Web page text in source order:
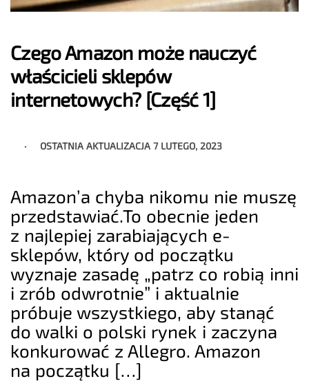
Czego Amazon może nauczyć
właścicieli sklepów
internetowych? [Część 1]
OSTATNIA AKTUALIZACJA7 LUTEGO, 2023
Amazon’a chyba nikomu nie muszę
przedstawiać.To obecnie jeden
z najlepiej zarabiających e-
sklepów, który od początku
wyznaje zasadę „patrz co robią inni
i zrób odwrotnie” i aktualnie
próbuje wszystkiego, aby stanąć
do walki o polski rynek i zaczyna
konkurować z Allegro. Amazon
na początku […]